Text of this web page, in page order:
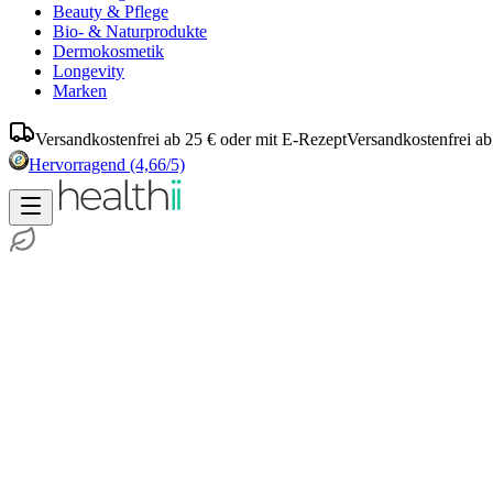
Beauty & Pflege
Bio- & Naturprodukte
Dermokosmetik
Longevity
Marken
Versandkostenfrei ab 25 € oder mit E-RezeptVersandkostenfrei
Hervorragend (4,66/5)